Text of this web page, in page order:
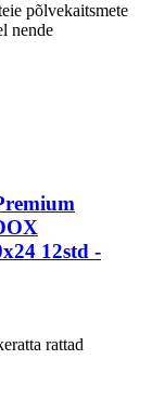
põlvekaitsmete
nende
12std -
rattad